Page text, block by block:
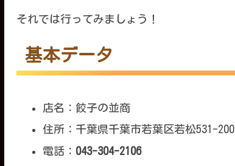
それでは行ってみましょう！
基本データ
店名：餃子の並商
住所：千葉県千葉市若葉区若松531-200
電話： 043-304-2106